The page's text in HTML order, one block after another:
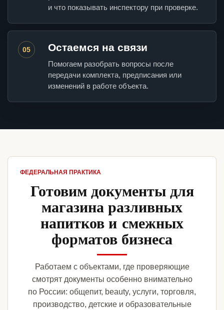
и что показывать инспектору при проверке.
05 Остаемся на связи
Помогаем разобрать вопросы после
передачи комплекта, предписания или
изменений в работе объекта.
ФЕДЕРАЛЬНАЯ ПРАКТИКА
Готовим документы для
магазина разливных
напитков и смежных
форматов бизнеса
Работаем с объектами, где проверяющие
смотрят документы особенно внимательно
по России: общепит, beauty, услуги, торговля,
производство, детские и образовательные